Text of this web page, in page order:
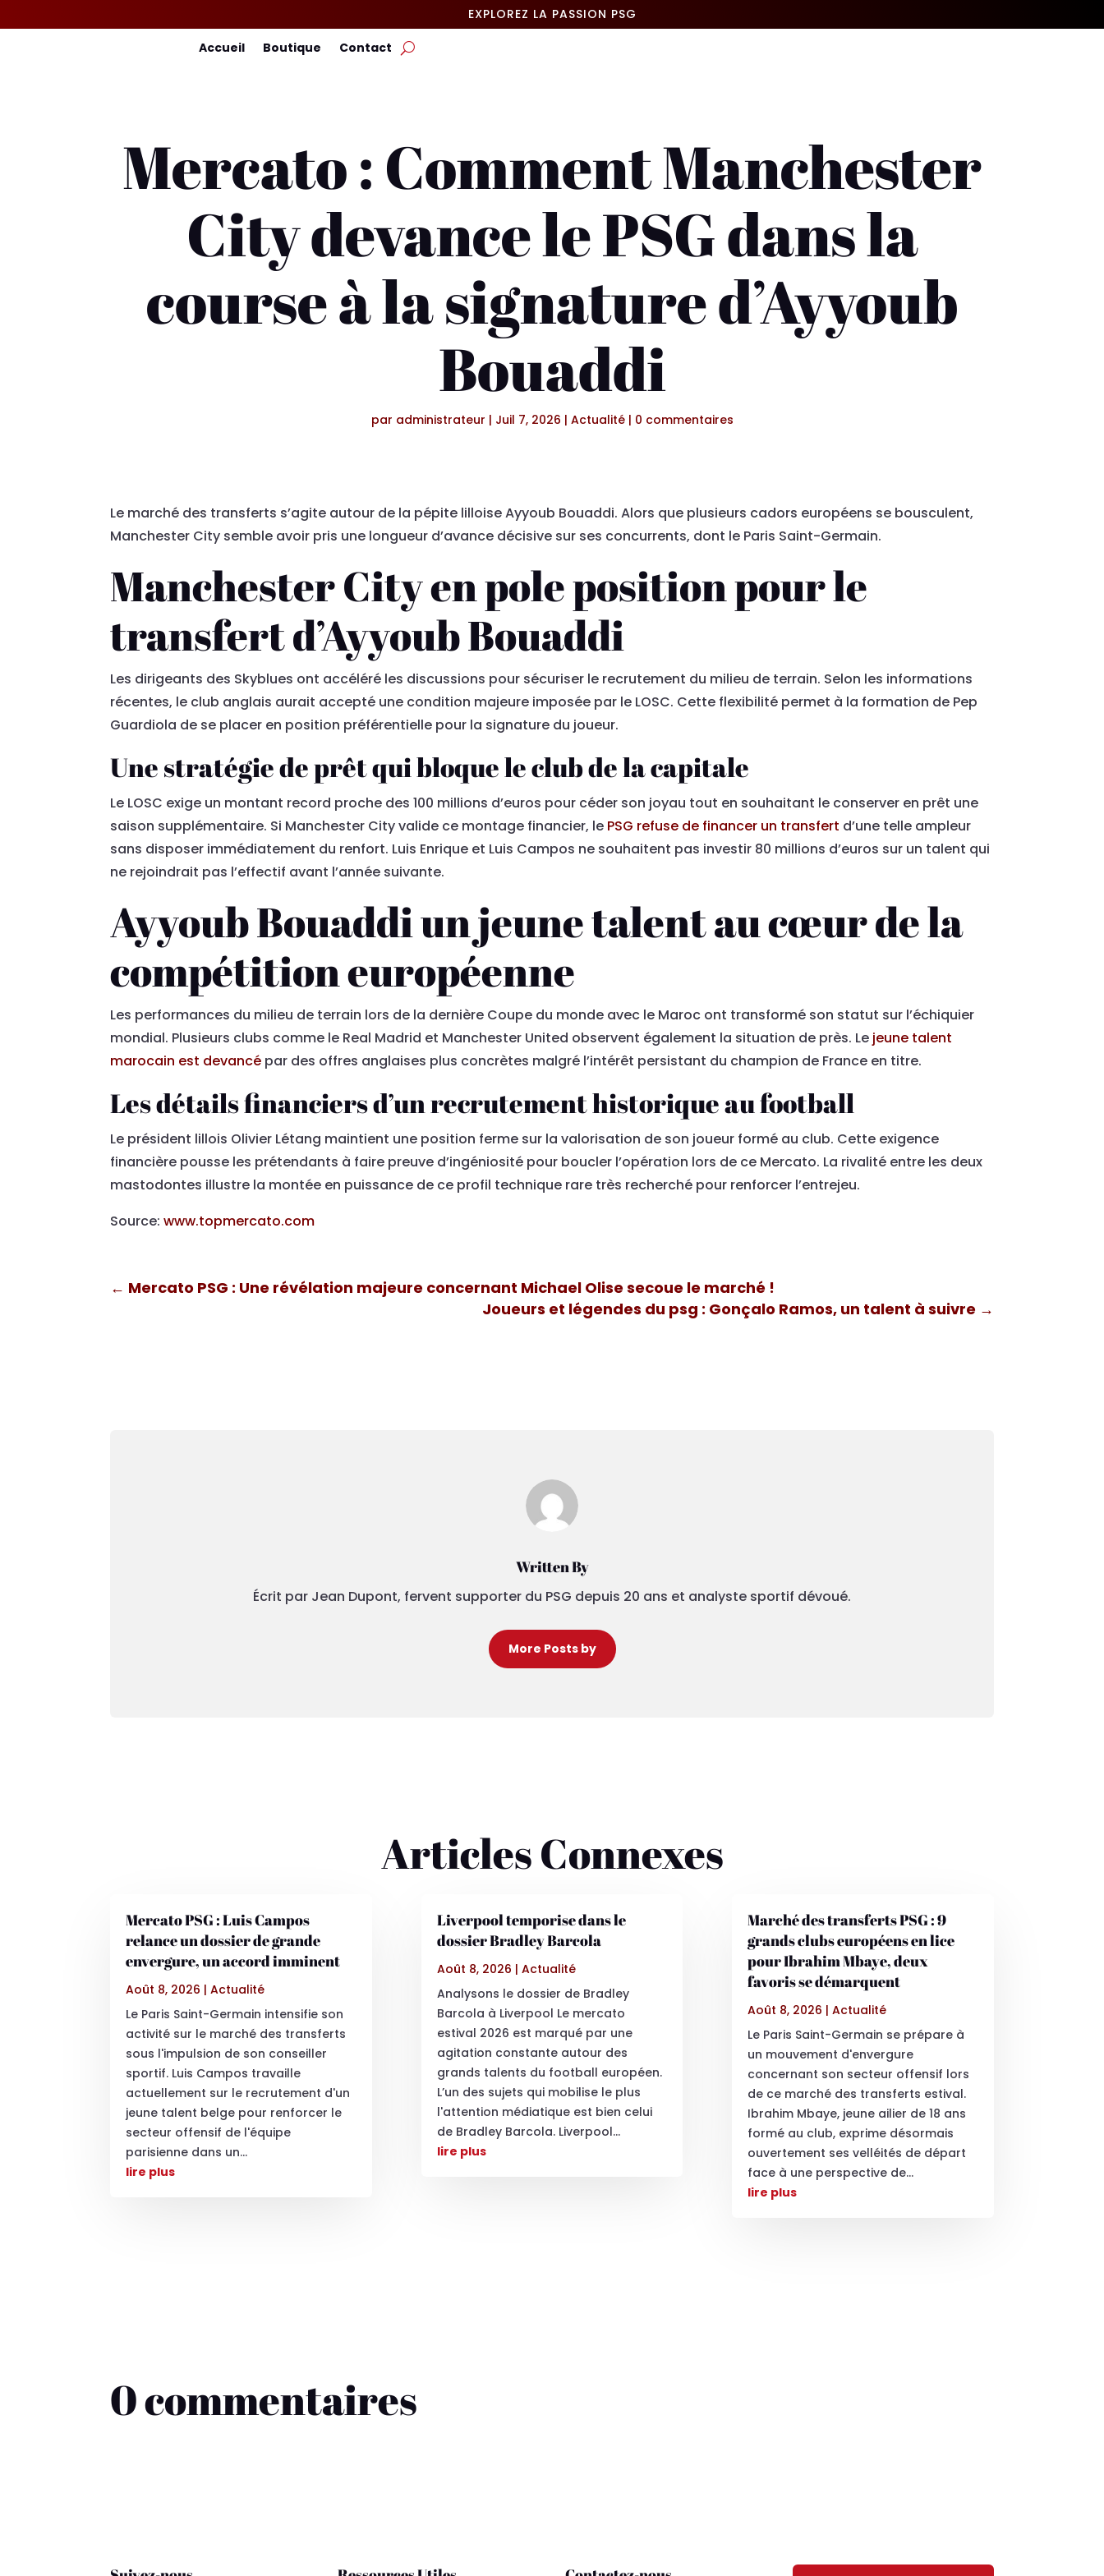
EXPLOREZ LA PASSION PSG
Accueil Boutique Contact
Mercato : Comment Manchester
City devance le PSG dans la
course à la signature d’Ayyoub
Bouaddi
par administrateur | Juil 7, 2026 | Actualité| 0 commentaires
Le marché des transferts s’agite autour de la pépite lilloise Ayyoub Bouaddi. Alors que plusieurs cadors européens se bousculent,
Manchester City semble avoir pris une longueur d’avance décisive sur ses concurrents, dont le Paris Saint-Germain.
Manchester City en pole position pour le
transfert d’Ayyoub Bouaddi
Les dirigeants des Skyblues ont accéléré les discussions pour sécuriser le recrutement du milieu de terrain. Selon les informations
récentes, le club anglais aurait accepté une condition majeure imposée par le LOSC. Cette flexibilité permet à la formation de Pep
Guardiola de se placer en position préférentielle pour la signature du joueur.
Une stratégie de prêt qui bloque le club de la capitale
Le LOSC exige un montant record proche des 100 millions d’euros pour céder son joyau tout en souhaitant le conserver en prêt une
saison supplémentaire. Si Manchester City valide ce montage financier, le PSG refuse de financer un transfert d’une telle ampleur
sans disposer immédiatement du renfort. Luis Enrique et Luis Campos ne souhaitent pas investir 80 millions d’euros sur un talent qui
ne rejoindrait pas l’effectif avant l’année suivante.
Ayyoub Bouaddi un jeune talent au cœur de la
compétition européenne
Les performances du milieu de terrain lors de la dernière Coupe du monde avec le Maroc ont transformé son statut sur l’échiquier
mondial. Plusieurs clubs comme le Real Madrid et Manchester United observent également la situation de près. Le jeune talent
marocain est devancé par des offres anglaises plus concrètes malgré l’intérêt persistant du champion de France en titre.
Les détails financiers d’un recrutement historique au football
Le président lillois Olivier Létang maintient une position ferme sur la valorisation de son joueur formé au club. Cette exigence
financière pousse les prétendants à faire preuve d’ingéniosité pour boucler l’opération lors de ce Mercato. La rivalité entre les deux
mastodontes illustre la montée en puissance de ce profil technique rare très recherché pour renforcer l’entrejeu.
Source:www.topmercato.com
← Mercato PSG : Une révélation majeure concernant Michael Olise secoue le marché !
Joueurs et légendes du psg : Gonçalo Ramos, un talent à suivre →
Written By
Écrit par Jean Dupont, fervent supporter du PSG depuis 20 ans et analyste sportif dévoué.
More Posts by
Articles Connexes
Mercato PSG : Luis Campos
relance un dossier de grande
envergure, un accord imminent
Août 8, 2026 |Actualité
Le Paris Saint-Germain intensifie son
activité sur le marché des transferts
sous l'impulsion de son conseiller
sportif. Luis Campos travaille
actuellement sur le recrutement d'un
jeune talent belge pour renforcer le
secteur offensif de l'équipe
parisienne dans un...
lire plus
Liverpool temporise dans le
dossier Bradley Barcola
Août 8, 2026 | Actualité
Analysons le dossier de Bradley
Barcola à Liverpool Le mercato
estival 2026 est marqué par une
agitation constante autour des
grands talents du football européen.
L’un des sujets qui mobilise le plus
l'attention médiatique est bien celui
de Bradley Barcola. Liverpool...
lire plus
Marché des transferts PSG : 9
grands clubs européens en lice
pour Ibrahim Mbaye, deux
favoris se démarquent
Août 8, 2026 | Actualité
Le Paris Saint-Germain se prépare à
un mouvement d'envergure
concernant son secteur offensif lors
de ce marché des transferts estival.
Ibrahim Mbaye, jeune ailier de 18 ans
formé au club, exprime désormais
ouvertement ses velléités de départ
face à une perspective de...
lire plus
0 commentaires